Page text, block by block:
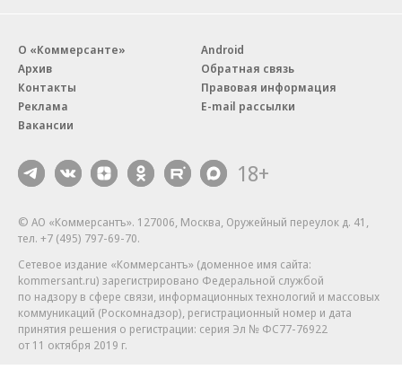
О «Коммерсанте»
Архив
Контакты
Реклама
Вакансии
Android
Обратная связь
Правовая информация
E-mail рассылки
18+
© АО «Коммерсантъ». 127006, Москва, Оружейный переулок д. 41,
тел. +7 (495) 797-69-70.
Сетевое издание «Коммерсантъ» (доменное имя сайта:
kommersant.ru) зарегистрировано Федеральной службой
по надзору в сфере связи, информационных технологий и массовых
коммуникаций (Роскомнадзор), регистрационный номер и дата
принятия решения о регистрации: серия Эл № ФС77-76922
от 11 октября 2019 г.